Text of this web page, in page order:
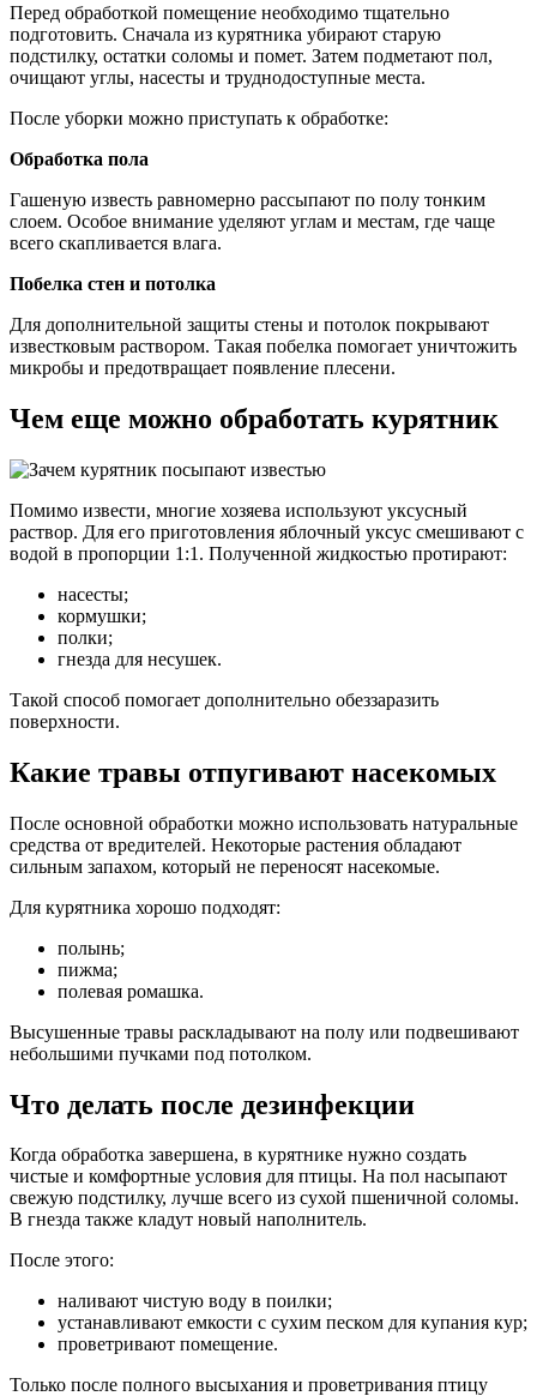
Перед обработкой помещение необходимо тщательно
подготовить. Сначала из курятника убирают старую
подстилку, остатки соломы и помет. Затем подметают пол,
очищают углы, насесты и труднодоступные места.
После уборки можно приступать к обработке:
Обработка пола
Гашеную известь равномерно рассыпают по полу тонким
слоем. Особое внимание уделяют углам и местам, где чаще
всего скапливается влага.
Побелка стен и потолка
Для дополнительной защиты стены и потолок покрывают
известковым раствором. Такая побелка помогает уничтожить
микробы и предотвращает появление плесени.
Чем еще можно обработать курятник
Помимо извести, многие хозяева используют уксусный
раствор. Для его приготовления яблочный уксус смешивают с
водой в пропорции 1:1. Полученной жидкостью протирают:
насесты;
кормушки;
полки;
гнезда для несушек.
Такой способ помогает дополнительно обеззаразить
поверхности.
Какие травы отпугивают насекомых
После основной обработки можно использовать натуральные
средства от вредителей. Некоторые растения обладают
сильным запахом, который не переносят насекомые.
Для курятника хорошо подходят:
полынь;
пижма;
полевая ромашка.
Высушенные травы раскладывают на полу или подвешивают
небольшими пучками под потолком.
Что делать после дезинфекции
Когда обработка завершена, в курятнике нужно создать
чистые и комфортные условия для птицы. На пол насыпают
свежую подстилку, лучше всего из сухой пшеничной соломы.
В гнезда также кладут новый наполнитель.
После этого:
наливают чистую воду в поилки;
устанавливают емкости с сухим песком для купания кур;
проветривают помещение.
Только после полного высыхания и проветривания птицу